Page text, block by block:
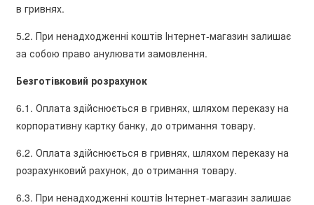
в гривнях.
5.2. При ненадходженні коштів Інтернет-магазин залишає
за собою право анулювати замовлення.
Безготівковий розрахунок
6.1. Оплата здійснюється в гривнях, шляхом переказу на
корпоративну картку банку, до отримання товару.
6.2. Оплата здійснюється в гривнях, шляхом переказу на
розрахунковий рахунок, до отримання товару.
6.3. При ненадходженні коштів Інтернет-магазин залишає